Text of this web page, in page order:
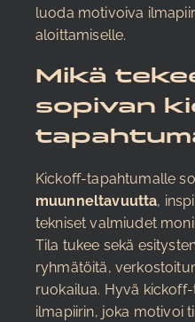
luoda motivoiva
aloittamiselle.
Mikä
sopivan
Kickoff-tapahtumalle
muunneltavuutta,
tekniset valmiudet
Tila tukee sekä
ryhmätöitä,
ruokailua. Hyvä
ilmapiirin, joka motivoi